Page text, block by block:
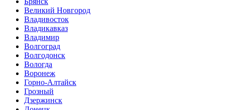
Великий Новгород
Владивосток
Владикавказ
Владимир
Волгоград
Волгодонск
Вологда
Воронеж
Горно-Алтайск
Грозный
Дзержинск